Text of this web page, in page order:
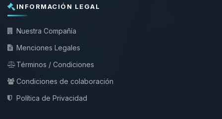
INFORMACIÓN LEGAL
Nuestra Compañía
Menciones Legales
Términos / Condiciones
Condiciones de colaboración
Política de Privacidad